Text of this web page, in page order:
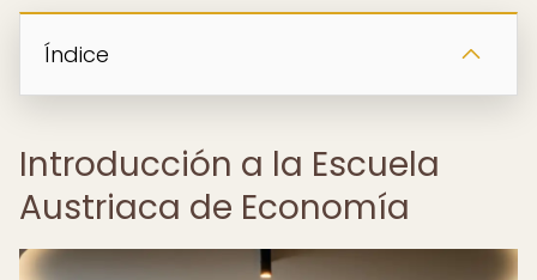
Índice
Introducción a la Escuela
Austriaca de Economía